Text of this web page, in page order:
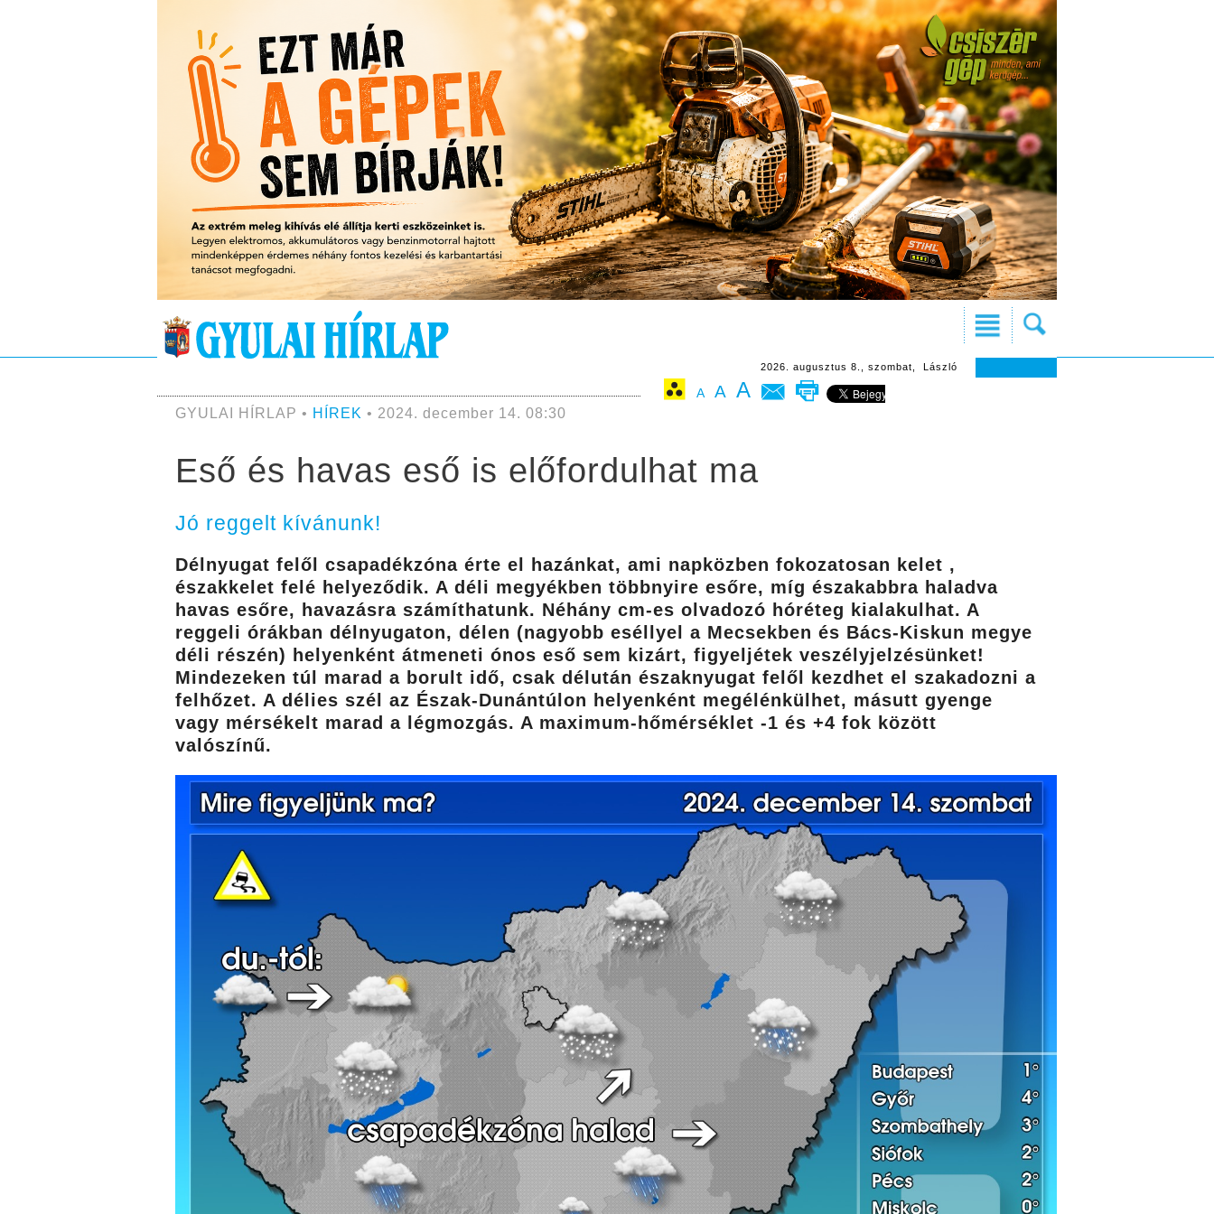
2026. augusztus 8., szombat, László
A A A
GYULAI HÍRLAP • HÍREK • 2024. december 14. 08:30
Eső és havas eső is előfordulhat ma
Jó reggelt kívánunk!
Délnyugat felől csapadékzóna érte el hazánkat, ami napközben fokozatosan kelet ,
északkelet felé helyeződik. A déli megyékben többnyire esőre, míg északabbra haladva
havas esőre, havazásra számíthatunk. Néhány cm-es olvadozó hóréteg kialakulhat. A
reggeli órákban délnyugaton, délen (nagyobb eséllyel a Mecsekben és Bács-Kiskun megye
déli részén) helyenként átmeneti ónos eső sem kizárt, figyeljétek veszélyjelzésünket!
Mindezeken túl marad a borult idő, csak délután északnyugat felől kezdhet el szakadozni a
felhőzet. A délies szél az Észak-Dunántúlon helyenként megélénkülhet, másutt gyenge
vagy mérsékelt marad a légmozgás. A maximum-hőmérséklet -1 és +4 fok között
valószínű.